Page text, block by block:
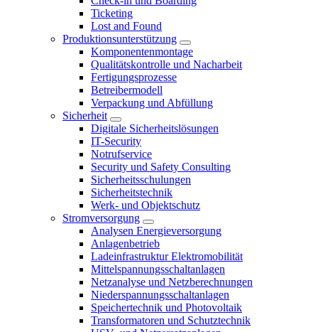
Ticketing
Lost and Found
Produktionsunterstützung
Komponentenmontage
Qualitätskontrolle und Nacharbeit
Fertigungsprozesse
Betreibermodell
Verpackung und Abfüllung
Sicherheit
Digitale Sicherheitslösungen
IT-Security
Notrufservice
Security und Safety Consulting
Sicherheitsschulungen
Sicherheitstechnik
Werk- und Objektschutz
Stromversorgung
Analysen Energieversorgung
Anlagenbetrieb
Ladeinfrastruktur Elektromobilität
Mittelspannungsschaltanlagen
Netzanalyse und Netzberechnungen
Niederspannungsschaltanlagen
Speichertechnik und Photovoltaik
Transformatoren und Schutztechnik